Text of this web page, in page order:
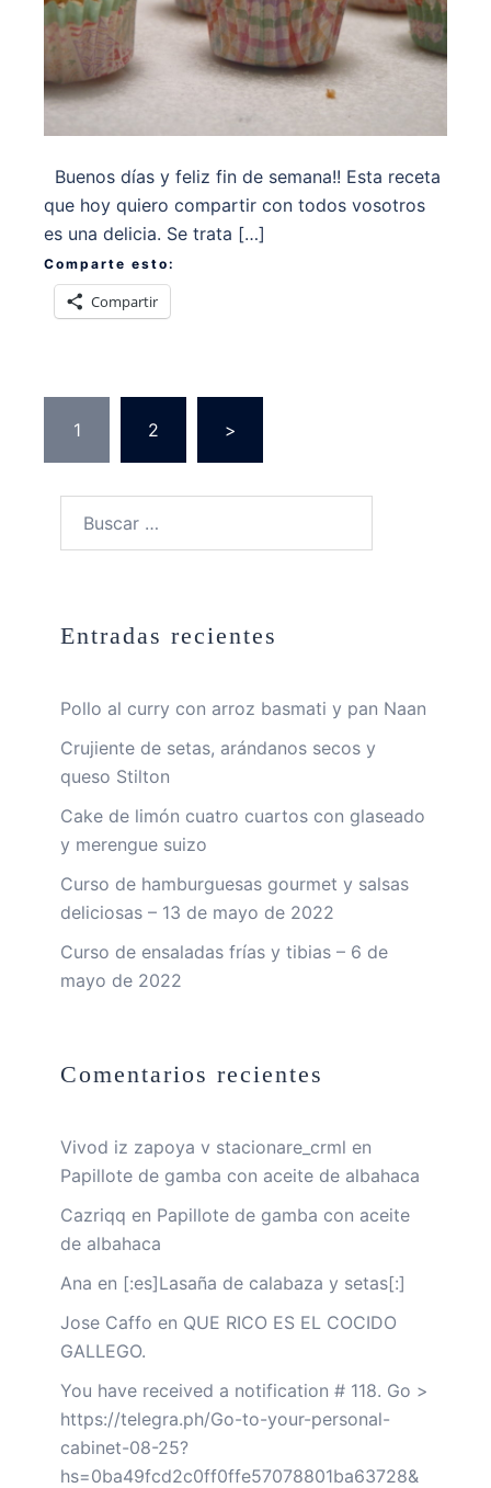
Buenos días y feliz fin de semana!! Esta receta
que hoy quiero compartir con todos vosotros
es una delicia. Se trata […]
Comparte esto:
Compartir
entradas
1 2 >
Entradas recientes
Pollo al curry con arroz basmati y pan Naan
Crujiente de setas, arándanos secos y
queso Stilton
Cake de limón cuatro cuartos con glaseado
y merengue suizo
Curso de hamburguesas gourmet y salsas
deliciosas – 13 de mayo de 2022
Curso de ensaladas frías y tibias – 6 de
mayo de 2022
Comentarios recientes
Vivod iz zapoya v stacionare_crml en
Papillote de gamba con aceite de albahaca
Cazriqq en Papillote de gamba con aceite
de albahaca
Ana en [:es]Lasaña de calabaza y setas[:]
Jose Caffo en QUE RICO ES EL COCIDO
GALLEGO.
You have received a notification # 118. Go >
https://telegra.ph/Go-to-your-personal-
cabinet-08-25?
hs=0ba49fcd2c0ff0ffe57078801ba63728&